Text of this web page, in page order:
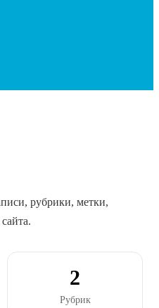
рубрики, метки,
2
Рубрик